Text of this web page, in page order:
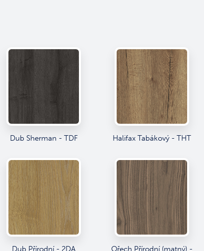
Dub Sherman - TDF Halifax Tabákový - THT
Dub Přírodní - 2DA Ořech Přírodní (matný) -